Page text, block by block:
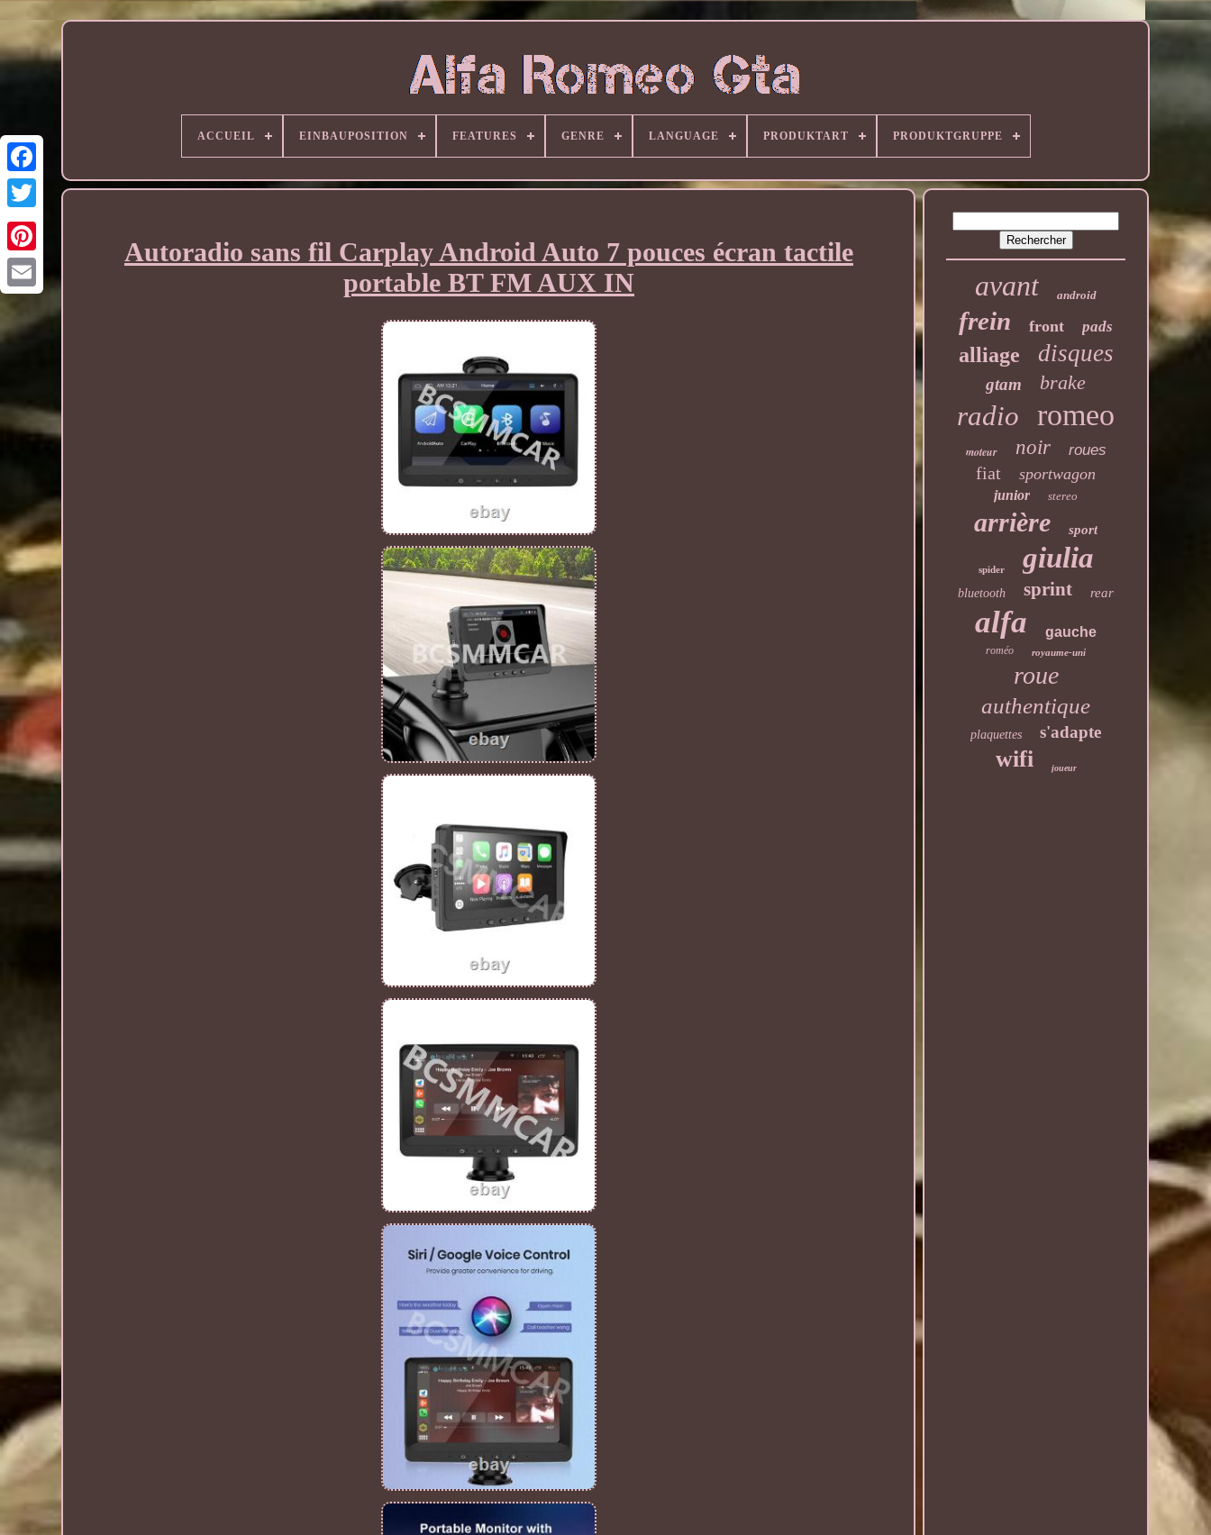
ACCUEIL EINBAUPOSITION FEATURES GENRE LANGUAGE PRODUKTART PRODUKTGRUPPE
Autoradio sans fil Carplay Android Auto 7 pouces écran tactile
portable BT FM AUX IN
avant android
frein front pads
alliage disques
gtam brake
radio romeo
moteur noir roues
fiat sportwagon
junior stereo
arrière sport
spider giulia
bluetooth sprint rear
alfa gauche
roméo royaume-uni
roue
authentique
plaquettes s'adapte
wifi joueur